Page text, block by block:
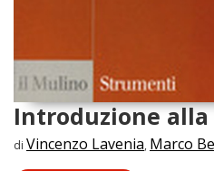
Introduzione
di Vincenzo Lavenia, Marco